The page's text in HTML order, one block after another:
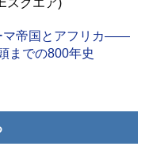
スクエア)
マ帝国とアフリカ――
までの800年史